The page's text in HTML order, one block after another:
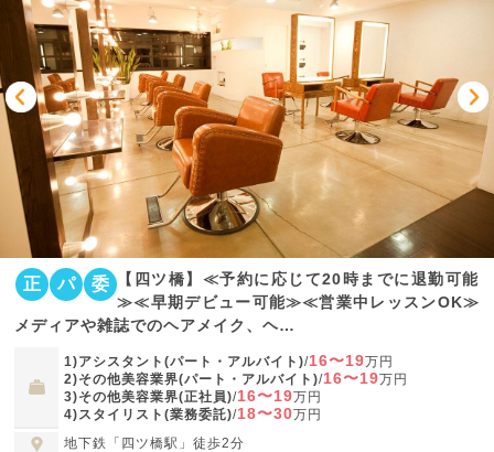
正 パ 委
【四ツ橋】≪予約に応じて20時までに退勤可能
≫≪早期デビュー可能≫≪営業中レッスンOK≫
メディアや雑誌でのヘアメイク、ヘ…
1)アシスタント(パート・アルバイト)/16〜19万円
2)その他美容業界(パート・アルバイト)/16〜19万円
3)その他美容業界(正社員)/16〜19万円
4)スタイリスト(業務委託)/18〜30万円
地下鉄「四ツ橋駅」徒歩2分